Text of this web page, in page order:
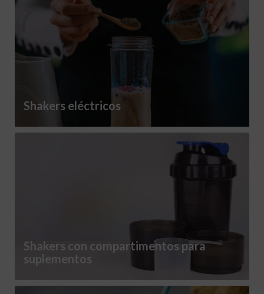
Shakers eléctricos
Shakers con compartimentos para
suplementos